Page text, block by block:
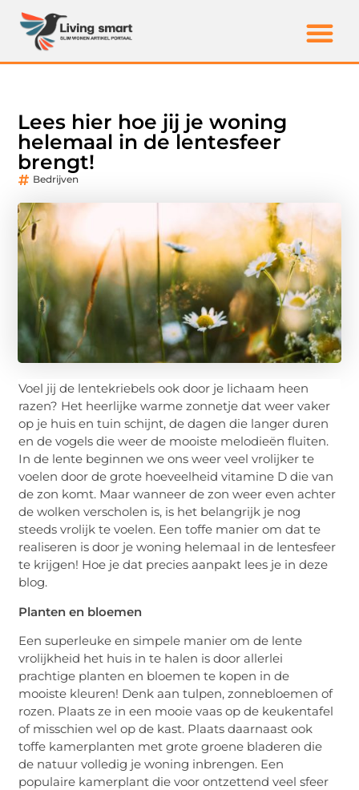
Lees hier hoe jij je woning
helemaal in de lentesfeer
brengt!
Bedrijven
Voel jij de lentekriebels ook door je lichaam heen
razen? Het heerlijke warme zonnetje dat weer vaker
op je huis en tuin schijnt, de dagen die langer duren
en de vogels die weer de mooiste melodieën fluiten.
In de lente beginnen we ons weer veel vrolijker te
voelen door de grote hoeveelheid vitamine D die van
de zon komt. Maar wanneer de zon weer even achter
de wolken verscholen is, is het belangrijk je nog
steeds vrolijk te voelen. Een toffe manier om dat te
realiseren is door je woning helemaal in de lentesfeer
te krijgen! Hoe je dat precies aanpakt lees je in deze
blog.
Planten en bloemen
Een superleuke en simpele manier om de lente
vrolijkheid het huis in te halen is door allerlei
prachtige planten en bloemen te kopen in de
mooiste kleuren! Denk aan tulpen, zonnebloemen of
rozen. Plaats ze in een mooie vaas op de keukentafel
of misschien wel op de kast. Plaats daarnaast ook
toffe kamerplanten met grote groene bladeren die
de natuur volledig je woning inbrengen. Een
populaire kamerplant die voor ontzettend veel sfeer